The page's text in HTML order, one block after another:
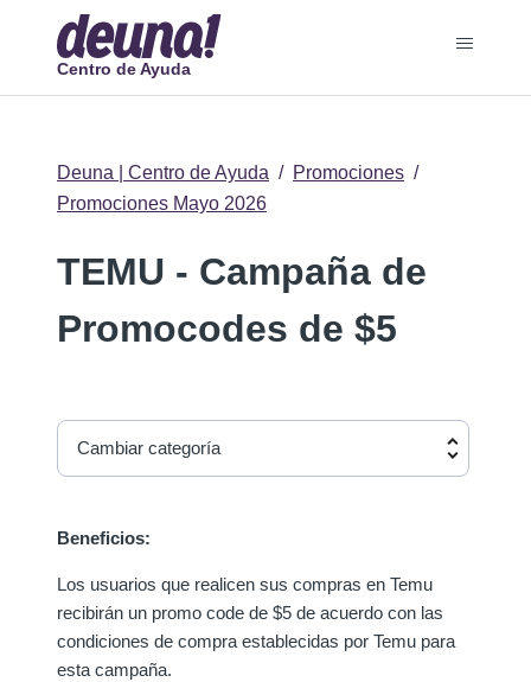
Centro de Ayuda
Deuna | Centro de Ayuda
Promociones
Promociones Mayo 2026
TEMU - Campaña de
Promocodes de $5
Cambiar categoría
Beneficios:
Los usuarios que realicen sus compras en Temu
recibirán un promo code de $5 de acuerdo con las
condiciones de compra establecidas por Temu para
esta campaña.